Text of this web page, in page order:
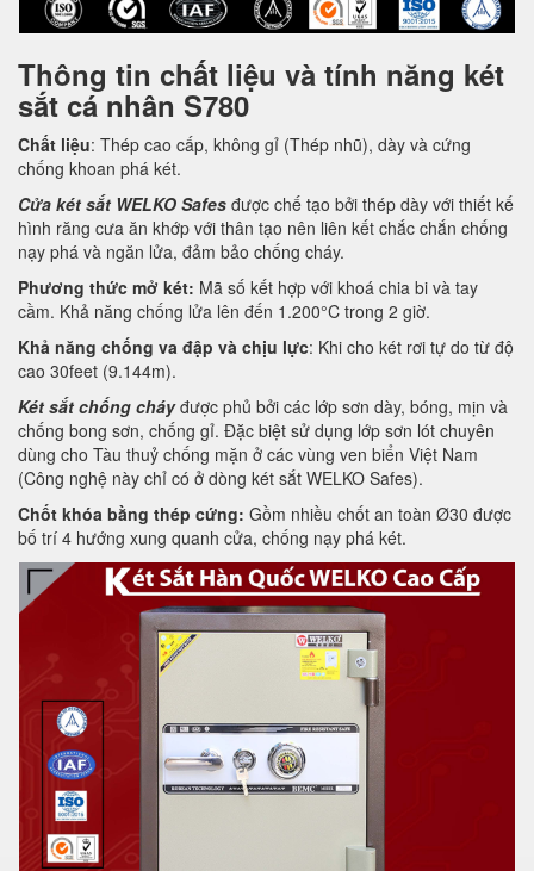
Thông tin chất liệu và tính năng két
sắt cá nhân S780
Chất liệu: Thép cao cấp, không gỉ (Thép nhũ), dày và cứng
chống khoan phá két.
Cửa két sắt WELKO Safes được chế tạo bởi thép dày với thiết kế
hình răng cưa ăn khớp với thân tạo nên liên kết chắc chắn chống
nạy phá và ngăn lửa, đảm bảo chống cháy.
Phương thức mở két: Mã số kết hợp với khoá chia bi và tay
cầm. Khả năng chống lửa lên đến 1.200°C trong 2 giờ.
Khả năng chống va đập và chịu lực: Khi cho két rơi tự do từ độ
cao 30feet (9.144m).
Két sắt chống cháyđược phủ bởi các lớp sơn dày, bóng, mịn và
chống bong sơn, chống gỉ. Đặc biệt sử dụng lớp sơn lót chuyên
dùng cho Tàu thuỷ chống mặn ở các vùng ven biển Việt Nam
(Công nghệ này chỉ có ở dòng két sắt WELKO Safes).
Chốt khóa bằng thép cứng: Gồm nhiều chốt an toàn Ø30 được
bố trí 4 hướng xung quanh cửa, chống nạy phá két.